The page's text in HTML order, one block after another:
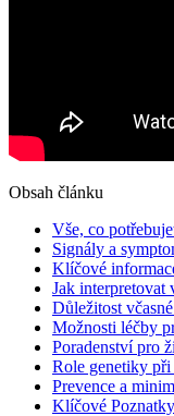
Obsah článku
Vše, co
Signály‌ a
Klíčové
Jak interpretovat
Důležitost
Možnosti léčby
Poradenství pro
Role‌ genetiky
Prevence a
Klíčové Poznatky